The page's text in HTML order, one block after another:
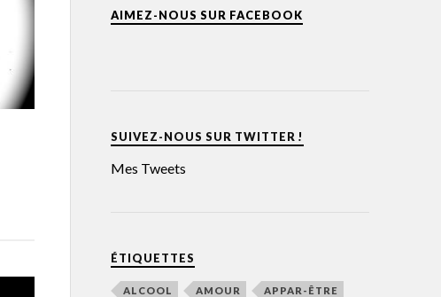
AIMEZ-NOUS SUR FACEBOOK
SUIVEZ-NOUS SUR TWITTER !
Mes Tweets
ÉTIQUETTES
ALCOOL AMOUR APPAR-ÊTRE